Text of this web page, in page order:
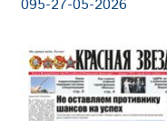
095-27-05-2026